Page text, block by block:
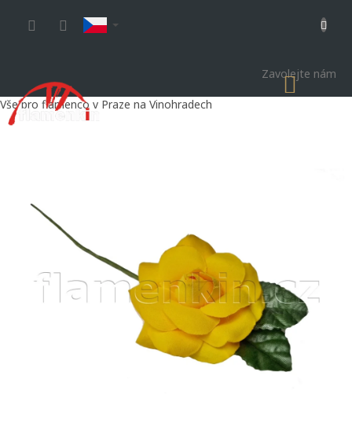
Zavolejte nám
Vše pro flamenco v Praze na Vinohradech
KOŠÍK